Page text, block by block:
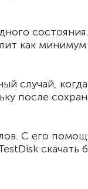
как минимум
случай,
после
С его
скачать